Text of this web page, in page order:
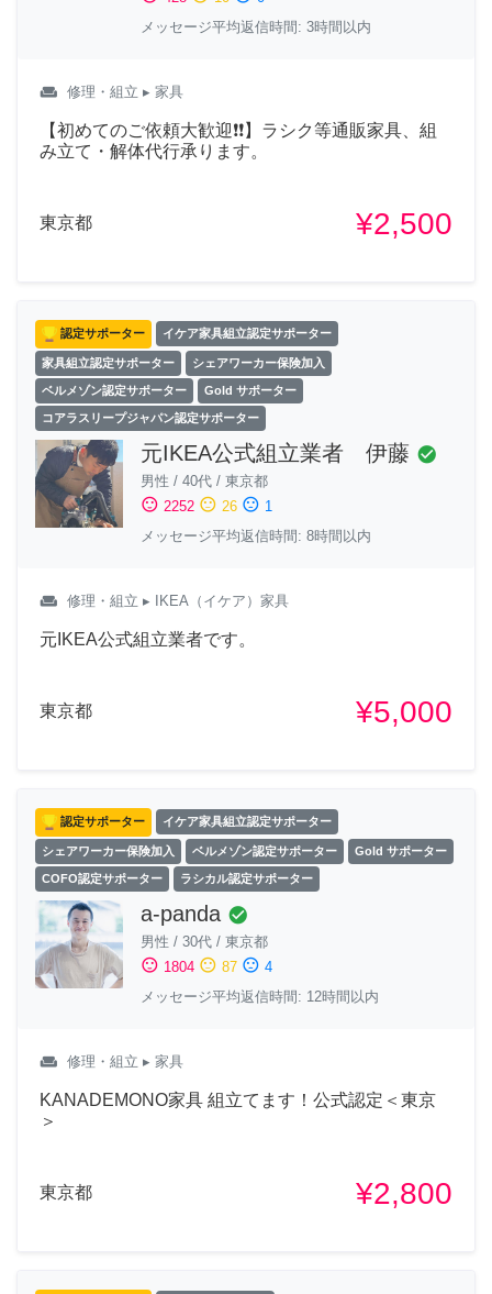
メッセージ平均返信時間: 3時間以内
weekend 修理・組立 ▸ 家具
【初めてのご依頼大歓迎❗❗】ラシク等通販家具、組
み立て・解体代行承ります。
東京都 ¥2,500
認定サポーター イケア家具組立認定サポーター
家具組立認定サポーター シェアワーカー保険加入
ベルメゾン認定サポーター Gold サポーター
コアラスリープジャパン認定サポーター
元IKEA公式組立業者 伊藤 check_circle
男性 / 40代 / 東京都
sentiment_satisfied 2252 sentiment_neutral 26 sentiment_dissatisfied 1
メッセージ平均返信時間: 8時間以内
weekend 修理・組立 ▸ IKEA（イケア）家具
元IKEA公式組立業者です。
東京都 ¥5,000
認定サポーター イケア家具組立認定サポーター
シェアワーカー保険加入 ベルメゾン認定サポーター Gold サポーター
COFO認定サポーター ラシカル認定サポーター
a-panda check_circle
男性 / 30代 / 東京都
sentiment_satisfied 1804 sentiment_neutral 87 sentiment_dissatisfied 4
メッセージ平均返信時間: 12時間以内
weekend 修理・組立 ▸ 家具
KANADEMONO家具 組立てます！公式認定＜東京
＞
東京都 ¥2,800